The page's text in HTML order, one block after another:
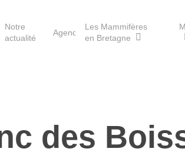
Les Havres de paix pour la
loutre
Notre
actualité
Agenda
Les Mammifères
en Bretagne
des